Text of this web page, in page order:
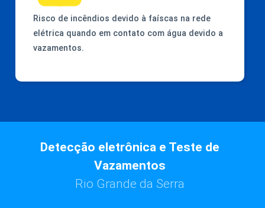
Risco de incêndios devido à faíscas na rede
elétrica quando em contato com água devido a
vazamentos.
Detecção eletrônica e Teste de
Vazamentos
Rio Grande da Serra